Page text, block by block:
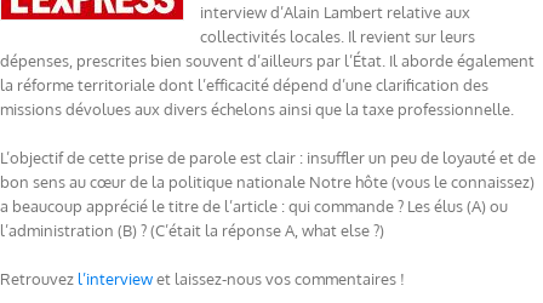
interview d’Alain Lambert relative aux
collectivités locales. Il revient sur leurs
dépenses, prescrites bien souvent d’ailleurs par l’État. Il aborde également
la réforme territoriale dont l’efficacité dépend d’une clarification des
missions dévolues aux divers échelons ainsi que la taxe professionnelle.
L’objectif de cette prise de parole est clair : insuffler un peu de loyauté et de
bon sens au cœur de la politique nationale Notre hôte (vous le connaissez)
a beaucoup apprécié le titre de l’article : qui commande ? Les élus (A) ou
l’administration (B) ? (C’était la réponse A, what else ?)
Retrouvez l’interviewet laissez-nous vos commentaires !